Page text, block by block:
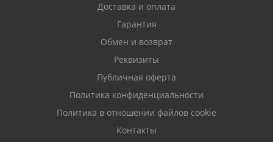
Доставка и оплата
Гарантия
Обмен и возврат
Реквизиты
Публичная оферта
Политика конфиденциальности
Политика в отношении файлов cookie
Контакты